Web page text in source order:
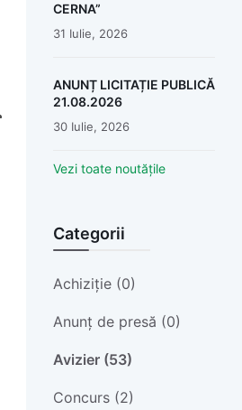
CERNA”
31 Iulie, 2026
ANUNȚ LICITAȚIE PUBLICĂ
21.08.2026
30 Iulie, 2026
Vezi toate noutățile
Categorii
Achiziție (0)
Anunț de presă (0)
Avizier (53)
Concurs (2)